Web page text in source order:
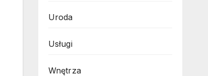
Uroda
Usługi
Wnętrza